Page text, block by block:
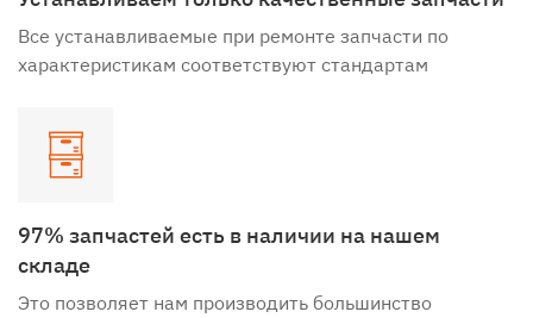
Все устанавливаемые при ремонте запчасти по
характеристикам соответствуют стандартам
97% запчастей есть в наличии на нашем
складе
Это позволяет нам производить большинство